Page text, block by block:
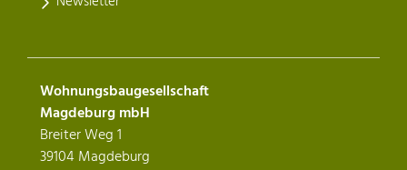
Wohnungsbaugesellschaft
Magdeburg mbH
Breiter Weg 1
39104 Magdeburg